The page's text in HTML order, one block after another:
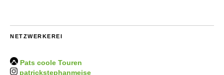
NETZWERKEREI
Pats coole Touren
patrickstephanmeise